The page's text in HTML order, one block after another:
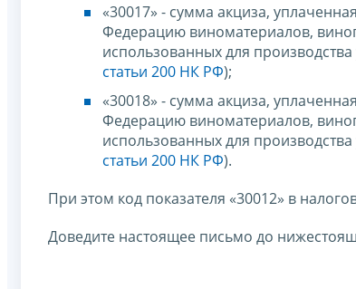
«30017» - сумма акциза,
Федерацию виноматериалов,
использованных для
статьи 200 НК РФ);
«30018» - сумма акциза,
Федерацию виноматериалов,
использованных для
статьи 200 НК РФ).
При этом код показателя «30012» в
Доведите настоящее письмо до